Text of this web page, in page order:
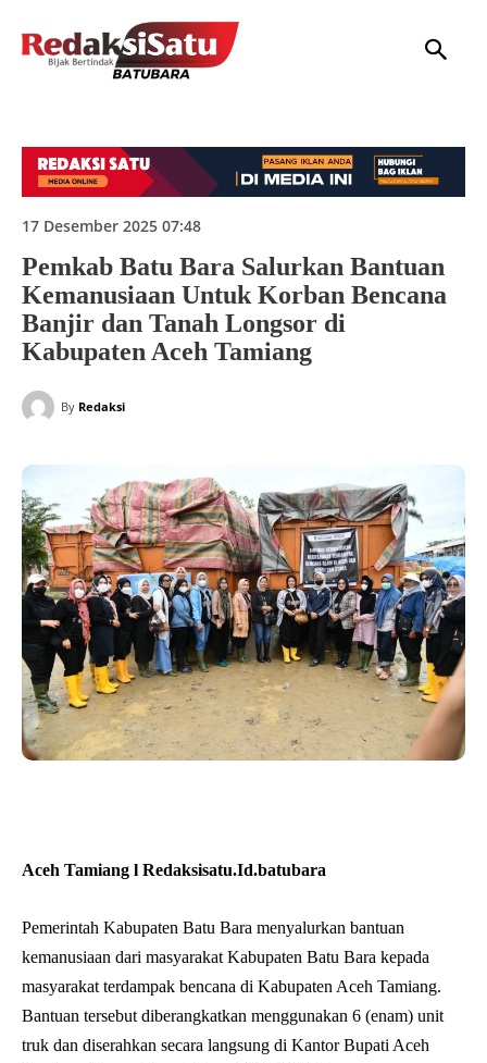
17 Desember 2025 07:48
Pemkab Batu Bara Salurkan Bantuan
Kemanusiaan Untuk Korban Bencana
Banjir dan Tanah Longsor di
Kabupaten Aceh Tamiang
By Redaksi
Aceh Tamiang l Redaksisatu.Id.batubara
Pemerintah Kabupaten Batu Bara menyalurkan bantuan
kemanusiaan dari masyarakat Kabupaten Batu Bara kepada
masyarakat terdampak bencana di Kabupaten Aceh Tamiang.
Bantuan tersebut diberangkatkan menggunakan 6 (enam) unit
truk dan diserahkan secara langsung di Kantor Bupati Aceh